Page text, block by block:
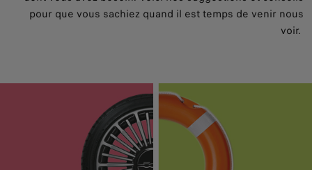
pour que vous sachiez quand il est temps de venir nous
voir.